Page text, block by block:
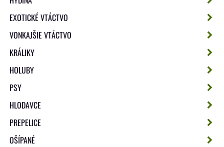
EXOTICKÉ VTÁCTVO
VONKAJŠIE VTÁCTVO
KRÁLIKY
HOLUBY
PSY
HLODAVCE
PREPELICE
OŠÍPANÉ